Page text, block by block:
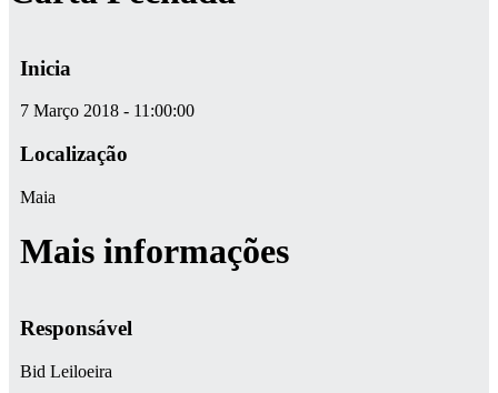
Inicia
7 Março 2018 - 11:00:00
Localização
Maia
Mais informações
Responsável
Bid Leiloeira